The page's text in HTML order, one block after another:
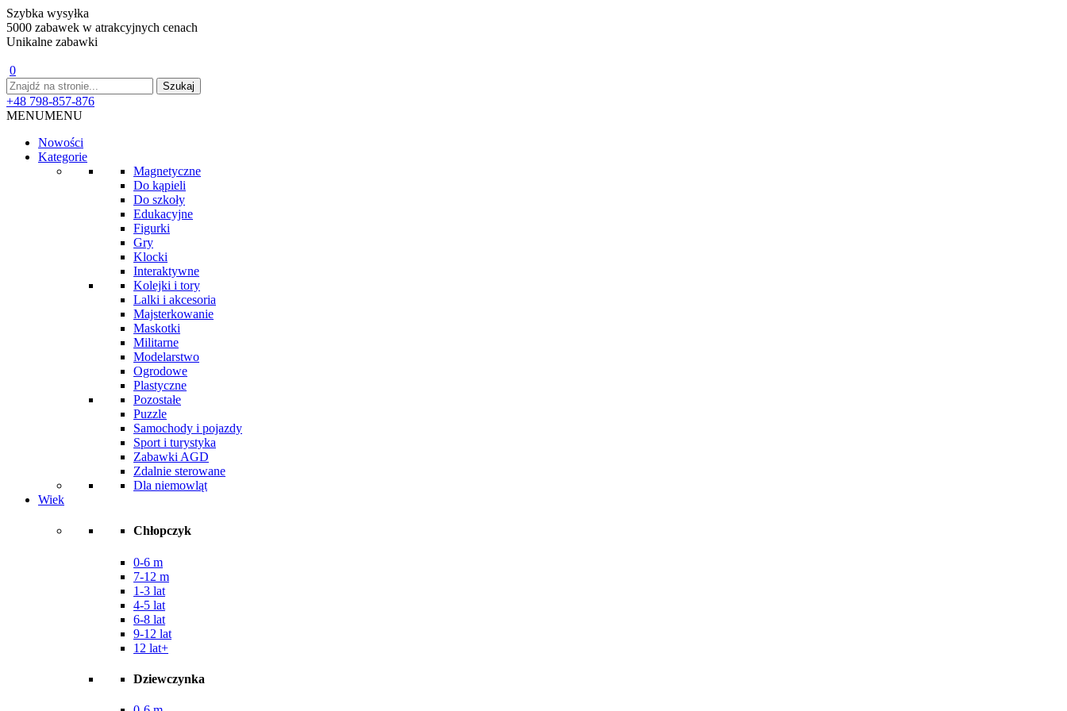
Szybka wysyłka
5000 zabawek w atrakcyjnych cenach
Unikalne zabawki
0
+48 798-857-876
MENUMENU
Nowości
Kategorie
Magnetyczne
Do kąpieli
Do szkoły
Edukacyjne
Figurki
Gry
Klocki
Interaktywne
Kolejki i tory
Lalki i akcesoria
Majsterkowanie
Maskotki
Militarne
Modelarstwo
Ogrodowe
Plastyczne
Pozostałe
Puzzle
Samochody i pojazdy
Sport i turystyka
Zabawki AGD
Zdalnie sterowane
Dla niemowląt
Wiek
Chłopczyk
0-6 m
7-12 m
1-3 lat
4-5 lat
6-8 lat
9-12 lat
12 lat+
Dziewczynka